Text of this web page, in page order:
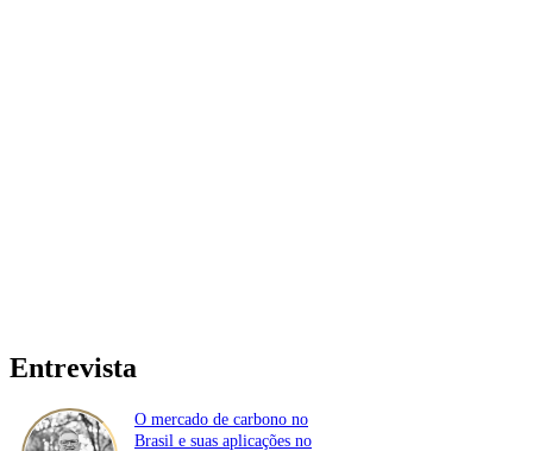
Entrevista
O mercado de carbono no
Brasil e suas aplicações no